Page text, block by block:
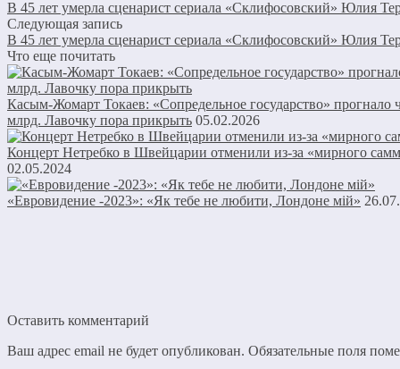
В 45 лет умерла сценарист сериала «Склифосовский» Юлия
Следующая запись
В 45 лет умерла сценарист сериала «Склифосовский» Юлия
Что еще почитать
Касым-Жомарт Токаев: «Сопредельное государство» прогнало
млрд. Лавочку пора прикрыть 05.02.2026
Концерт Нетребко в Швейцарии отменили из-за «мирного
02.05.2024
«Евровидение -2023»: «Як тебе не любити, Лондоне мій»
Оставить комментарий
Ваш адрес email не будет опубликован. Обязательные поля